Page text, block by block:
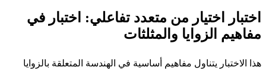
اختبار اختيار من متعدد تفاعلي: اختبار في
مفاهيم الزوايا والمثلثات
هذا الاختبار يتناول مفاهيم أساسية في الهندسة المتعلقة بالزوايا